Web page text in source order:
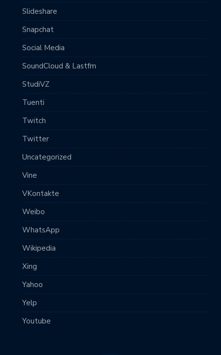
Slideshare
Snapchat
Social Media
SoundCloud & Lastfm
StudiVZ
Tuenti
Twitch
Twitter
Uncategorized
Vine
VKontakte
Weibo
WhatsApp
Wikipedia
Xing
Yahoo
Yelp
Youtube